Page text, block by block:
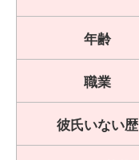
年齢
職業
彼氏いない歴